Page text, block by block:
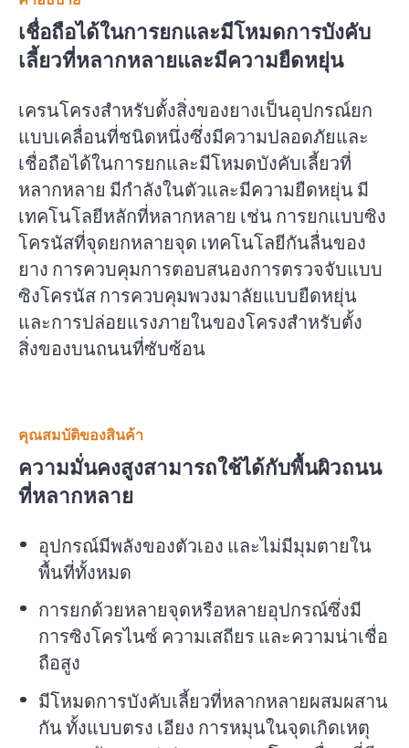
เชื่อถือได้ในการยกและมีโหมดการบังคับ
เลี้ยวที่หลากหลายและมีความยืดหยุ่น
เครนโครงสำหรับตั้งสิ่งของยางเป็นอุปกรณ์ยก
แบบเคลื่อนที่ชนิดหนึ่งซึ่งมีความปลอดภัยและ
เชื่อถือได้ในการยกและมีโหมดบังคับเลี้ยวที่
หลากหลาย มีกำลังในตัวและมีความยืดหยุ่น มี
เทคโนโลยีหลักที่หลากหลาย เช่น การยกแบบซิง
โครนัสที่จุดยกหลายจุด เทคโนโลยีกันลื่นของ
ยาง การควบคุมการตอบสนองการตรวจจับแบบ
ซิงโครนัส การควบคุมพวงมาลัยแบบยืดหยุ่น
และการปล่อยแรงภายในของโครงสำหรับตั้ง
สิ่งของบนถนนที่ซับซ้อน
คุณสมบัติของสินค้า
ความมั่นคงสูงสามารถใช้ได้กับพื้นผิวถนน
ที่หลากหลาย
อุปกรณ์มีพลังของตัวเอง และไม่มีมุมตายใน
พื้นที่ทั้งหมด
การยกด้วยหลายจุดหรือหลายอุปกรณ์ซึ่งมี
การซิงโครไนซ์ ความเสถียร และความน่าเชื่อ
ถือสูง
มีโหมดการบังคับเลี้ยวที่หลากหลายผสมผสาน
กัน ทั้งแบบตรง เอียง การหมุนในจุดเกิดเหตุ